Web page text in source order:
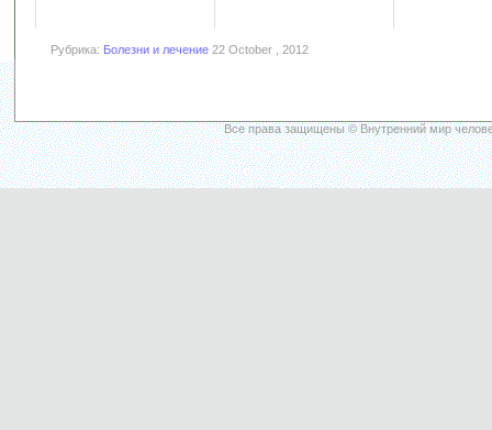
Рубрика: Болезни и лечение 22 October , 2012
Все права защищены © Внутренний мир